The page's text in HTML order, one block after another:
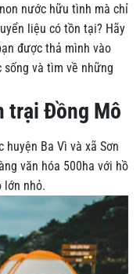
nước hữu tình mà chỉ
liệu có tồn tại? Hãy
được thả mình vào
và tìm về những
trại Đồng Mô
huyện Ba Vì và xã Sơn
văn hóa 500ha với hồ
lớn nhỏ.